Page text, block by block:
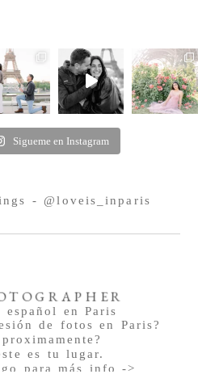
Sigueme en Instagram
- @loveis_inparis
en Paris
de fotos en Paris?
es tu lugar.
para más info ->